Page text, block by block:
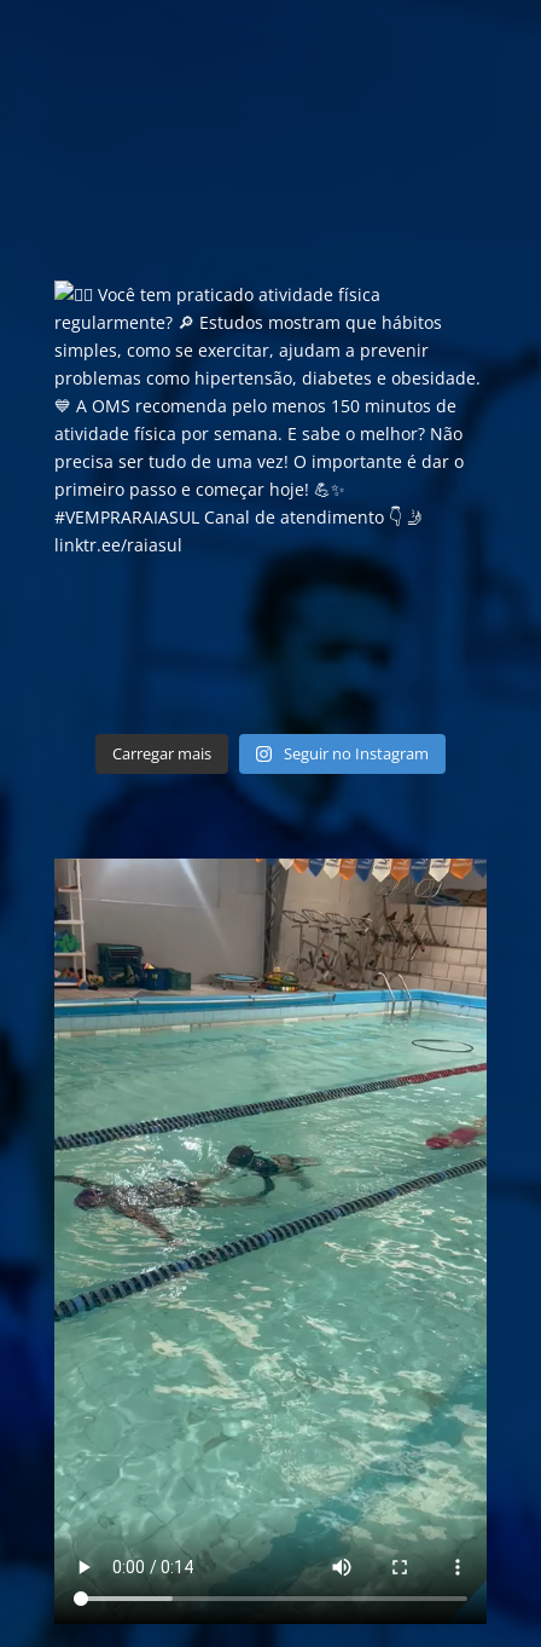
Carregar mais Seguir no Instagram